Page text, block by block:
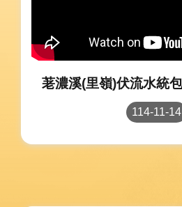
114-11-14